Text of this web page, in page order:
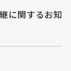
に関するお知